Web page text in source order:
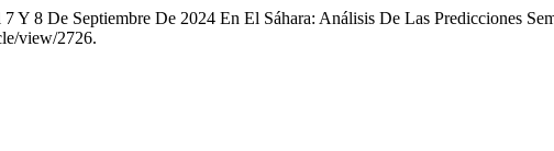
Y 8 De Septiembre De 2024 En El Sáhara: Análisis De Las Predicciones
view/2726.